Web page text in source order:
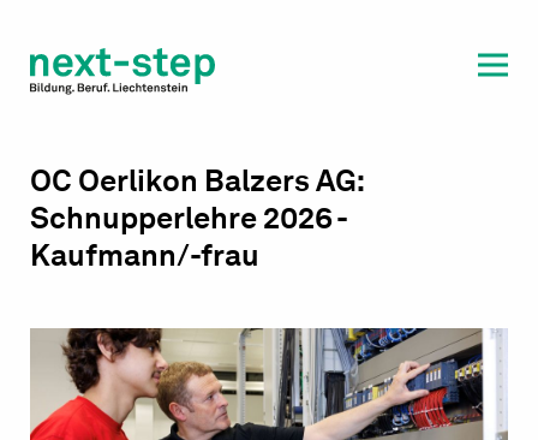
Beratung & Unterstützung
OC Oerlikon Balzers AG:
Schnupperlehre 2026 -
Kaufmann/-frau